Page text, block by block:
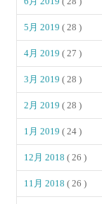
5月 2019( 28 )
4月 2019( 27 )
3月 2019( 28 )
2月 2019( 28 )
1月 2019( 24 )
12月 2018( 26 )
11月 2018( 26 )